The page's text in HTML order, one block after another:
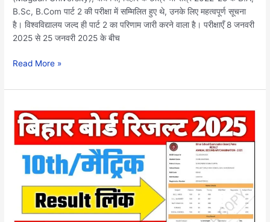
B.Sc, B.Com पार्ट 2 की परीक्षा में सम्मिलित हुए थे, उनके लिए महत्वपूर्ण सूचना
है। विश्वविद्यालय जल्द ही पार्ट 2 का परिणाम जारी करने वाला है। परीक्षाएँ 8 जनवरी
2025 से 25 जनवरी 2025 के बीच
Read More »
Bihar
Board
10th
Result
Check
2025
Link
बिहार